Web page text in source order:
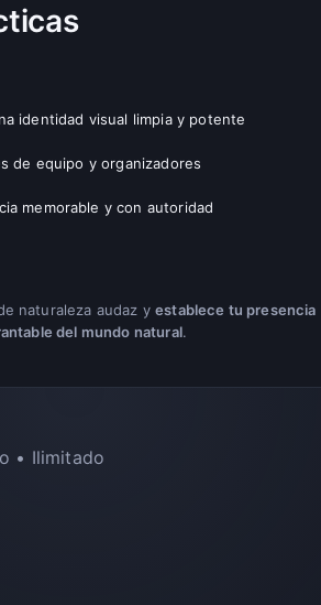
identidad visual limpia y potente
de equipo y organizadores
memorable y con autoridad
naturaleza audaz yestablece tu presencia
del mundo natural.
• Ilimitado